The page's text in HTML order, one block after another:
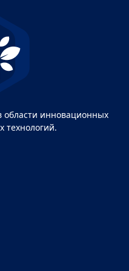
области инновационных
технологий.